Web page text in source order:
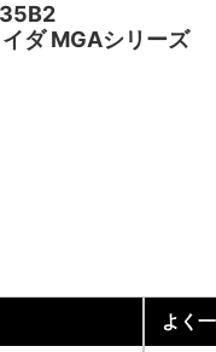
ダ MGAシリーズ
よく